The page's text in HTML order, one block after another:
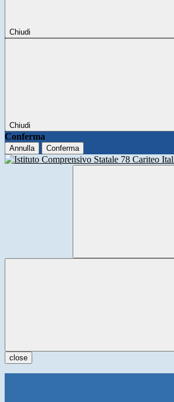
Chiudi
Chiudi
Conferma
Annulla Conferma
close